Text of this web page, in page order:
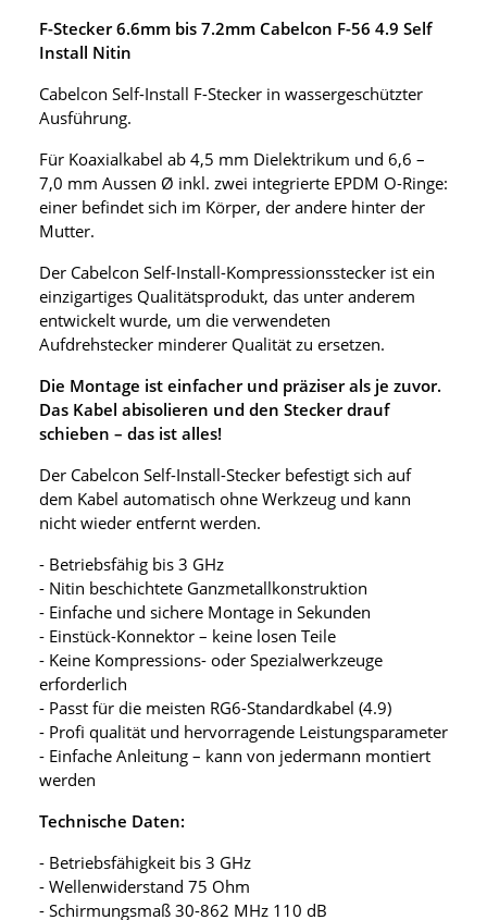
F-Stecker 6.6mm bis 7.2mm Cabelcon F-56 4.9 Self
Install Nitin
Cabelcon Self-Install F-Stecker in wassergeschützter
Ausführung.
Für Koaxialkabel ab 4,5 mm Dielektrikum und 6,6 –
7,0 mm Aussen Ø inkl. zwei integrierte EPDM O-Ringe:
einer befindet sich im Körper, der andere hinter der
Mutter.
Der Cabelcon Self-Install-Kompressionsstecker ist ein
einzigartiges Qualitätsprodukt, das unter anderem
entwickelt wurde, um die verwendeten
Aufdrehstecker minderer Qualität zu ersetzen.
Die Montage ist einfacher und präziser als je zuvor.
Das Kabel abisolieren und den Stecker drauf
schieben – das ist alles!
Der Cabelcon Self-Install-Stecker befestigt sich auf
dem Kabel automatisch ohne Werkzeug und kann
nicht wieder entfernt werden.
- Betriebsfähig bis 3 GHz
- Nitin beschichtete Ganzmetallkonstruktion
- Einfache und sichere Montage in Sekunden
- Einstück-Konnektor – keine losen Teile
- Keine Kompressions- oder Spezialwerkzeuge
erforderlich
- Passt für die meisten RG6-Standardkabel (4.9)
- Profi qualität und hervorragende Leistungsparameter
- Einfache Anleitung – kann von jedermann montiert
werden
Technische Daten:
- Betriebsfähigkeit bis 3 GHz
- Wellenwiderstand 75 Ohm
- Schirmungsmaß 30-862 MHz 110 dB